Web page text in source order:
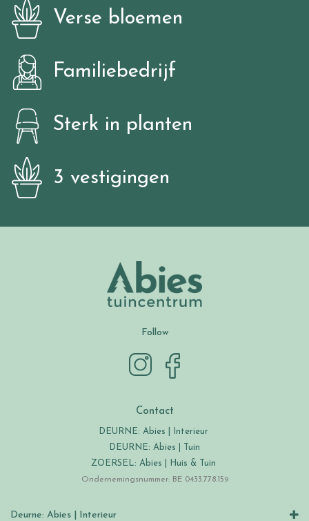
Verse bloemen
Familiebedrijf
Sterk in planten
3 vestigingen
Follow
Contact
DEURNE: Abies | Interieur
DEURNE: Abies | Tuin
ZOERSEL: Abies | Huis & Tuin
Ondernemingsnummer: BE 0433.778.159
Deurne: Abies | Interieur